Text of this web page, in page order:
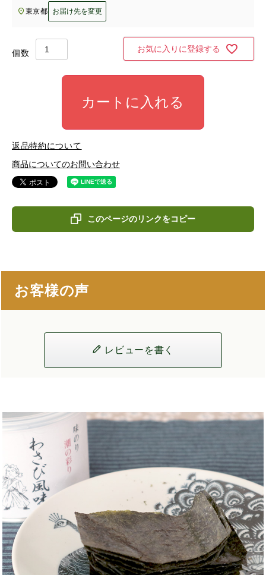
東京都
お届け先を変更
お気に入りに登録する
カートに入れる
返品特約について
商品についてのお問い合わせ
このページのリンクをコピー
お客様の声
レビューを書く